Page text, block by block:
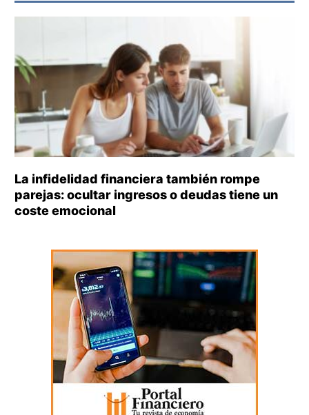
La infidelidad financiera también rompe
parejas: ocultar ingresos o deudas tiene un
coste emocional